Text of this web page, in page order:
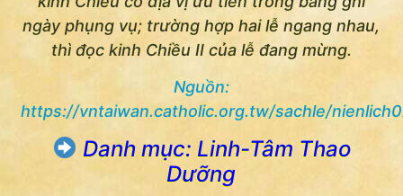
ngày phụng vụ; trường hợp hai lễ ngang nhau,
thì đọc kinh Chiều II của lễ đang mừng.
Nguồn:
https://vntaiwan.catholic.org.tw/sachle/
Danh mục: Linh-Tâm Thao
Dưỡng